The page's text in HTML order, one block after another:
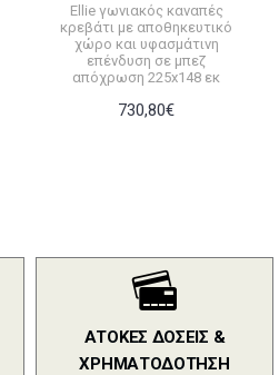
Ellie γωνιακός καναπές
κρεβάτι με αποθηκευτικό
χώρο και υφασμάτινη
επένδυση σε μπεζ
απόχρωση 225x148 εκ
730,80€
ΑΤΟΚΕΣ ΔΟΣΕΙΣ &
ΧΡΗΜΑΤΟΔΟΤΗΣΗ